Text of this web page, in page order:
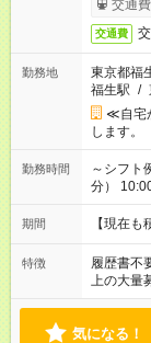
交通
交通費
勤務地
東京都福
福生駅 /
≪自宅
します。
勤務時間
～シフト例～ 9:00～18:00（休憩60分） 7:00
分） 10:00～19:00
お仕事で
計が 週
期間 【現在
特徴 履歴書不
上の大量
気になる！